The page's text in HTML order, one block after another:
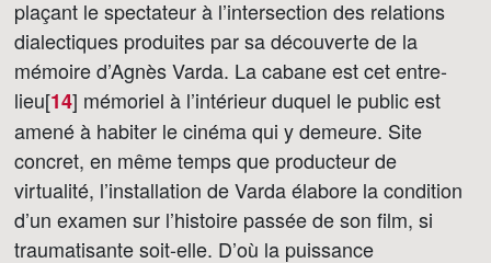
plaçant le spectateur à l’intersection des relations
dialectiques produites par sa découverte de la
mémoire d’Agnès Varda. La cabane est cet entre-
lieu[14] mémoriel à l’intérieur duquel le public est
amené à habiter le cinéma qui y demeure. Site
concret, en même temps que producteur de
virtualité, l’installation de Varda élabore la condition
d’un examen sur l’histoire passée de son film, si
traumatisante soit-elle. D’où la puissance